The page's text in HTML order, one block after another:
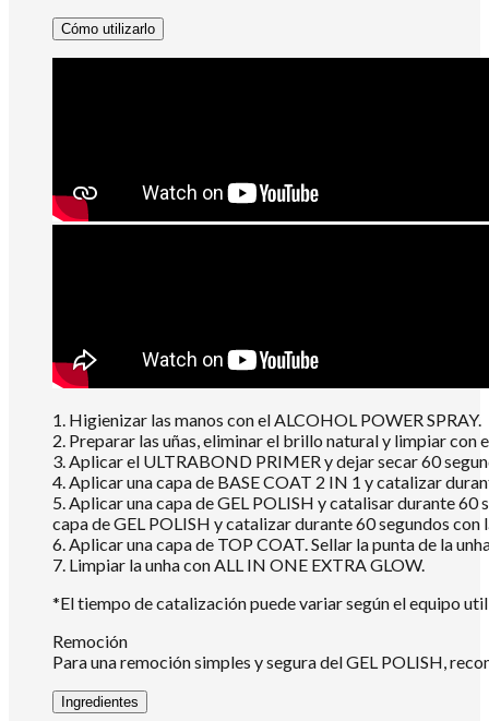
Cómo utilizarlo
1. Higienizar las manos con el ALCOHOL POWER SPRAY.
2. Preparar las uñas, eliminar el brillo natural y limpiar con
3. Aplicar el ULTRABOND PRIMER y dejar secar 60
4. Aplicar una capa de BASE COAT 2 IN 1 y catalizar
5. Aplicar una capa de GEL POLISH y catalisar durante
capa de GEL POLISH y catalizar durante 60 segundos
6. Aplicar una capa de TOP COAT. Sellar la punta de la
7. Limpiar la unha con ALL IN ONE EXTRA GLOW.
*El tiempo de catalización puede variar según el equipo
Remoción
Para una remoción simples y segura del GEL POLISH,
Ingredientes